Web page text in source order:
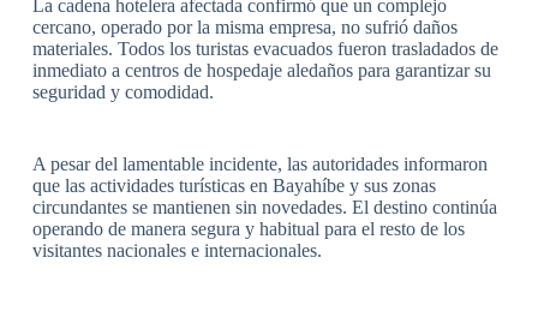
La cadena hotelera afectada confirmó que un complejo
cercano, operado por la misma empresa, no sufrió daños
materiales. Todos los turistas evacuados fueron trasladados de
inmediato a centros de hospedaje aledaños para garantizar su
seguridad y comodidad.
A pesar del lamentable incidente, las autoridades informaron
que las actividades turísticas en Bayahíbe y sus zonas
circundantes se mantienen sin novedades. El destino continúa
operando de manera segura y habitual para el resto de los
visitantes nacionales e internacionales.